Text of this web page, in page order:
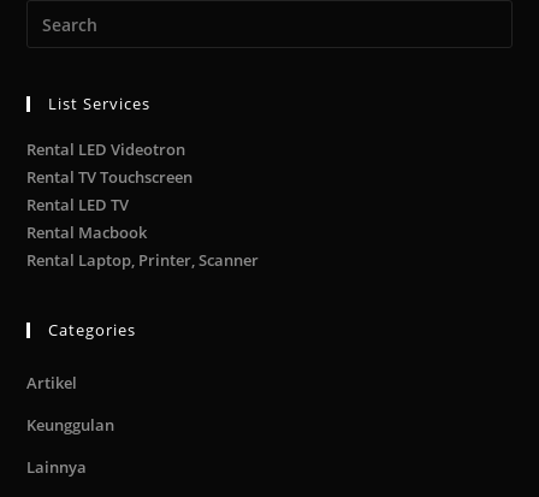
List Services
Rental LED Videotron
Rental TV Touchscreen
Rental LED TV
Rental Macbook
Rental Laptop, Printer, Scanner
Categories
Artikel
Keunggulan
Lainnya